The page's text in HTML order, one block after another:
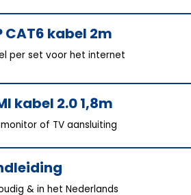
CAT6 kabel 2m
per set voor het internet
kabel 2.0 1,8m
of TV aansluiting
& in het Nederlands